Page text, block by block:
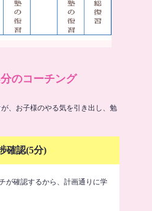
のコーチング
、お子様のやる気を引き出し、勉
確認(5分)
が確認するから、計画通りに学